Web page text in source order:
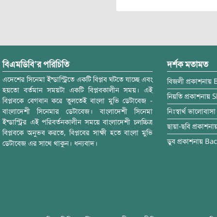
বিএমডিবি’র পরিচিতি
এদেশের সিনেমা ইন্ডাস্ট্রিতে একটি বিপ্লব ঘটতে যাচ্ছে এবং
হয়তো বর্তমান সময়টা একটি বিপ্লবকালীন সময়। এই
বিপ্লবকে বেগবান করে তুলতেই বাংলা মুভি ডেটাবেজ -
বাংলাদেশী সিনেমার ডেটাবেজ। বাংলাদেশী সিনেমা
ইন্ডাস্ট্রির এই পরিবর্তনকালীন সময়ে বাংলাদেশী চলচ্চিত্র
বিপ্লবকে অনুভব করতে, বিপ্লবের সাক্ষী হতে বাংলা মুভি
ডেটাবেজ এর সাথে থাকুন। ধন্যবাদ।
দর্শক মতামত
বিজলী প্রকাশনায়
নিয়তি প্রকাশনায়
নিঃস্বার্থ ভালোবাসা
ছায়া-ছবি
ডুব প্রকাশনায়